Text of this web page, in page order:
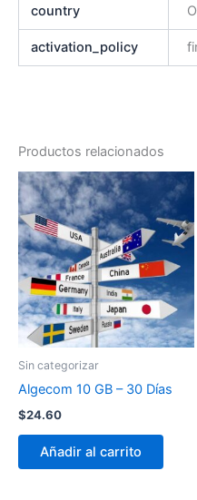
country
activation_policy
Productos relacionados
Sin categorizar
Algecom 10 GB – 30 Días
$24.60
Añadir al carrito